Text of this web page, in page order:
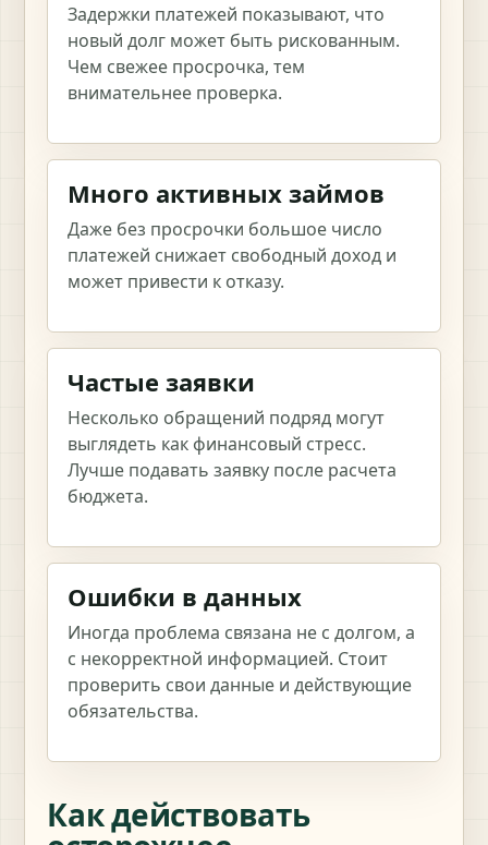
Задержки платежей показывают, что
новый долг может быть рискованным.
Чем свежее просрочка, тем
внимательнее проверка.
Много активных займов
Даже без просрочки большое число
платежей снижает свободный доход и
может привести к отказу.
Частые заявки
Несколько обращений подряд могут
выглядеть как финансовый стресс.
Лучше подавать заявку после расчета
бюджета.
Ошибки в данных
Иногда проблема связана не с долгом, а
с некорректной информацией. Стоит
проверить свои данные и действующие
обязательства.
Как действовать